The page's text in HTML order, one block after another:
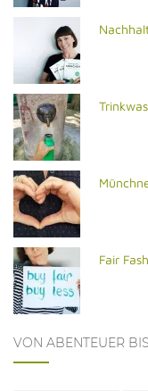
Fair
VON ABENTEUER